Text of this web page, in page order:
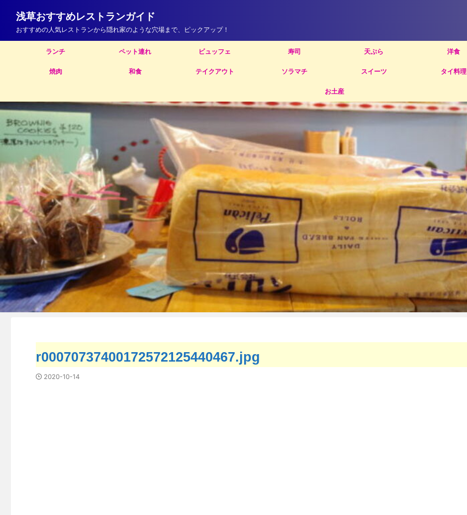
浅草おすすめレストランガイド
おすすめの人気レストランから隠れ家のような穴場まで、ピックアップ！
ランチ ペット連れ ビュッフェ 寿司 天ぷら 洋食
焼肉 和食 テイクアウト ソラマチ スイーツ タイ料理
お土産
r00070737400172572125440467.jpg
2020-10-14